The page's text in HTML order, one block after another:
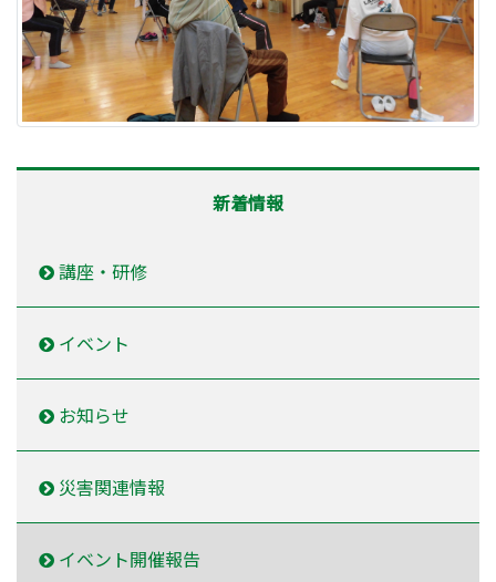
新着情報
講座・研修
イベント
お知らせ
災害関連情報
イベント開催報告